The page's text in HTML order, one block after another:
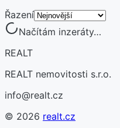
Řazení
Načítám inzeráty…
REALT
REALT nemovitosti s.r.o.
info@realt.cz
© 2026 realt.cz